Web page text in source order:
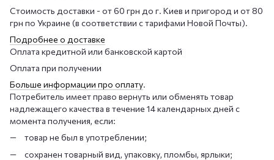
Стоимость доставки - от 60 грн до г. Киев и пригород и от 80
грн по Украине (в соответствии с тарифами Новой Почты).
Подробнее о доставке
Оплата кредитной или банковской картой
Оплата при получении
Больше информации про оплату.
Потребитель имеет право вернуть или обменять товар
надлежащего качества в течение 14 календарных дней с
момента получения, если:
товар не был в употреблении;
сохранен товарный вид, упаковку, пломбы, ярлыки;